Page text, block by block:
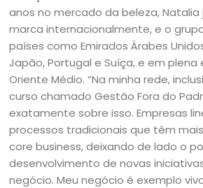
anos no mercado da beleza, Natalia
marca internacionalmente, e o
países como Emirados Árabes
Japão, Portugal e Suíça, e em plena
Oriente Médio. “Na minha rede,
curso chamado Gestão Fora do
exatamente sobre isso. Empresas
processos tradicionais que têm
core business, deixando de lado o
desenvolvimento de novas
negócio. Meu negócio é exemplo